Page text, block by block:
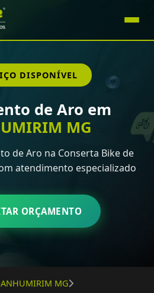
DISPONÍVEL
de Aro em
MG
de Aro na Conserta Bike de
atendimento especializado
ORÇAMENTO
MG